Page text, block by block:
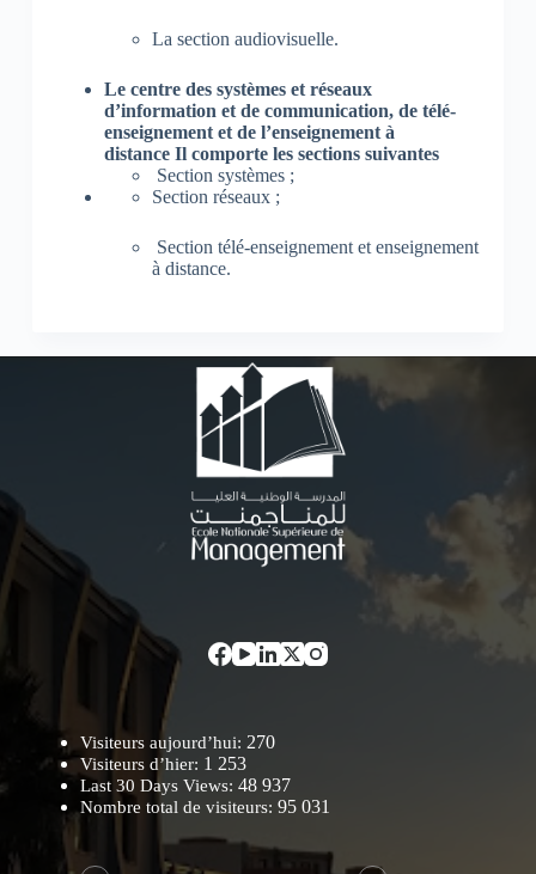
La section audiovisuelle.
Le centre des systèmes et réseaux
d’information et de communication, de télé-
enseignement et de l’enseignement à
distance Il comporte les sections suivantes
Section systèmes ;
Section réseaux ;
Section télé-enseignement et enseignement
à distance.
Visiteurs aujourd’hui: 270
Visiteurs d’hier: 1 253
Last 30 Days Views: 48 937
Nombre total de visiteurs: 95 031